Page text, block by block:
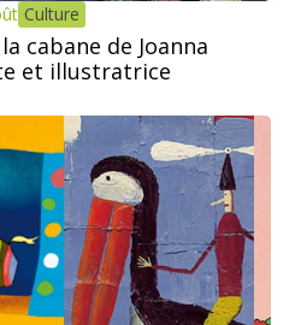
Culture
cabane de Joanna
et illustratrice